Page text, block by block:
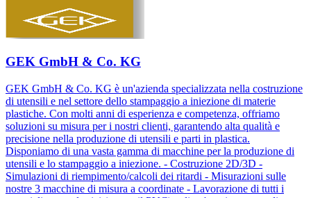
GEK GmbH & Co. KG
GEK GmbH & Co. KG è un'azienda specializzata nella costruzione
di utensili e nel settore dello stampaggio a iniezione di materie
plastiche. Con molti anni di esperienza e competenza, offriamo
soluzioni su misura per i nostri clienti, garantendo alta qualità e
precisione nella produzione di utensili e parti in plastica.
Disponiamo di una vasta gamma di macchine per la produzione di
utensili e lo stampaggio a iniezione. - Costruzione 2D/3D -
Simulazioni di riempimento/calcoli dei ritardi - Misurazioni sulle
nostre 3 macchine di misura a coordinate - Lavorazione di tutti i